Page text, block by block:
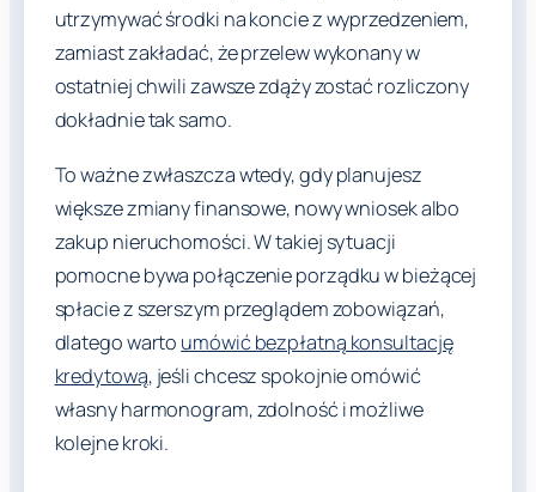
utrzymywać środki na koncie z wyprzedzeniem,
zamiast zakładać, że przelew wykonany w
ostatniej chwili zawsze zdąży zostać rozliczony
dokładnie tak samo.
To ważne zwłaszcza wtedy, gdy planujesz
większe zmiany finansowe, nowy wniosek albo
zakup nieruchomości. W takiej sytuacji
pomocne bywa połączenie porządku w bieżącej
spłacie z szerszym przeglądem zobowiązań,
dlatego warto umówić bezpłatną konsultację
kredytową, jeśli chcesz spokojnie omówić
własny harmonogram, zdolność i możliwe
kolejne kroki.